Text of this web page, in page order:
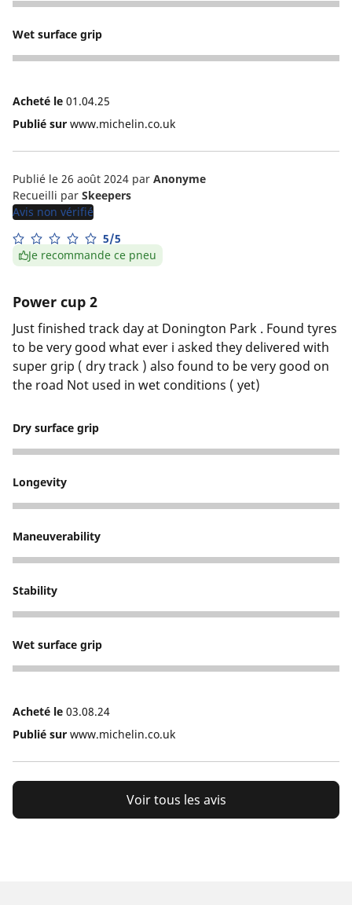
5
Wet surface grip
3
Acheté le 01.04.25
Publié sur www.michelin.co.uk
Publié le 26 août 2024 par Anonyme
Recueilli par Skeepers
Avis non vérifié
5/5
Je recommande ce pneu
Power cup 2
Just finished track day at Donington Park . Found tyres
to be very good what ever i asked they delivered with
super grip ( dry track ) also found to be very good on
the road Not used in wet conditions ( yet)
Dry surface grip
5
Longevity
5
Maneuverability
5
Stability
5
Wet surface grip
1
Acheté le 03.08.24
Publié sur www.michelin.co.uk
Voir tous les avis